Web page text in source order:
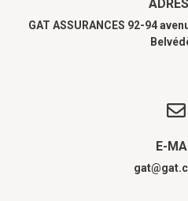
GAT ASSURANCES 92-94
E-